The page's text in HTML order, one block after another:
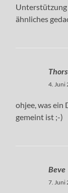
Unterstützung
ähnliches
4. Juni
ohjee, was ein
gemeint ist ;-)
Beve
7. Juni